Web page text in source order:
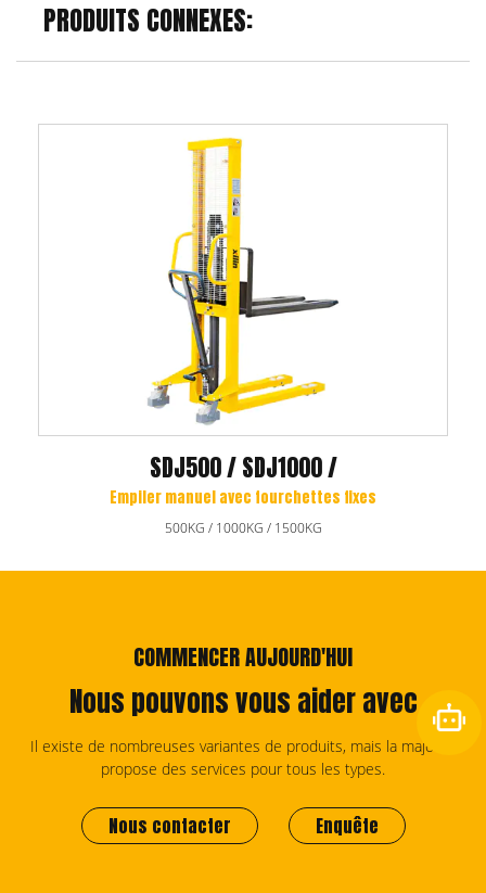
PRODUITS CONNEXES:
SDJ500 / SDJ1000 /
Empiler manuel avec fourchettes fixes
500KG / 1000KG / 1500KG
COMMENCER AUJOURD'HUI
Nous pouvons vous aider avec
Il existe de nombreuses variantes de produits, mais la majorité
propose des services pour tous les types.
Nous contacter Enquête